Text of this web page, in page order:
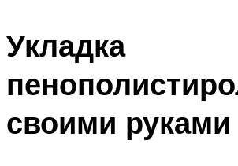
Укладка
своими руками